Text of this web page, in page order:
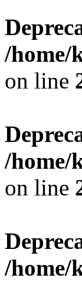
/home/
on line
/home/
on line
/home/